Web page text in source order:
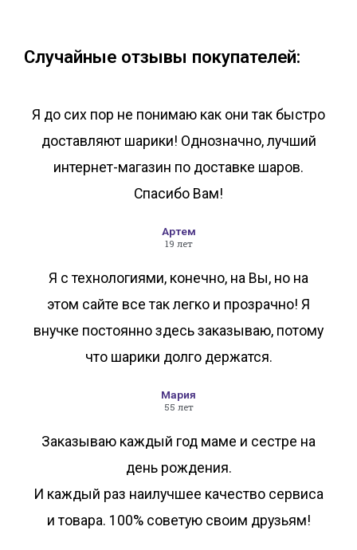
Случайные отзывы покупателей:
Я до сих пор не понимаю как они так быстро
доставляют шарики! Однозначно, лучший
интернет-магазин по доставке шаров.
Спасибо Вам!
Артем
19 лет
Я с технологиями, конечно, на Вы, но на
этом сайте все так легко и прозрачно! Я
внучке постоянно здесь заказываю, потому
что шарики долго держатся.
Мария
55 лет
Заказываю каждый год маме и сестре на
день рождения.
И каждый раз наилучшее качество сервиса
и товара. 100% советую своим друзьям!